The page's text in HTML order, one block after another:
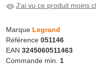
J'ai vu ce produit moins
Marque Legrand
Référence 051146
EAN 3245060511463
Commande min. 1